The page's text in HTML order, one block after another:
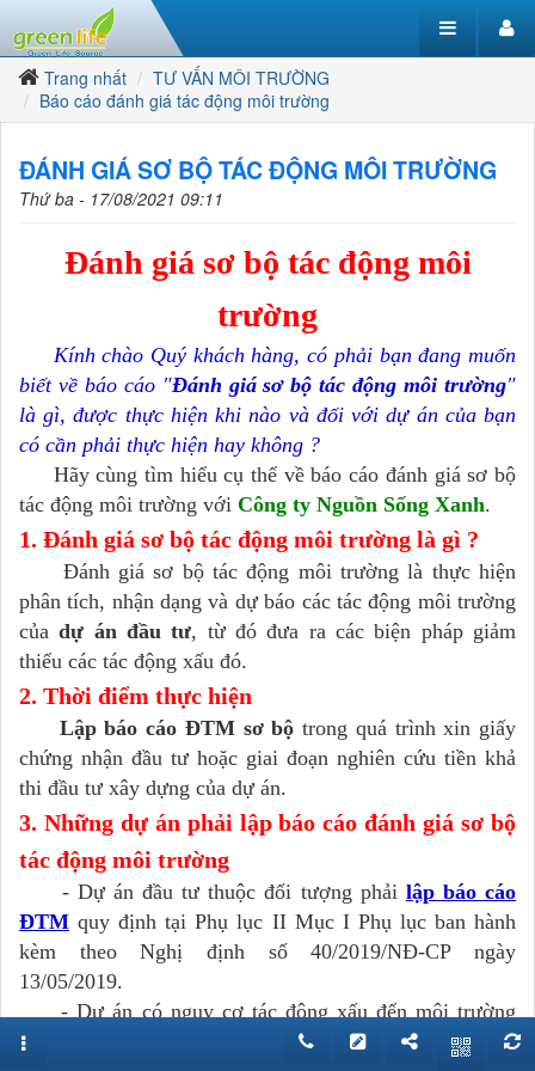
Trang nhất
TƯ VẤN MÔI TRƯỜNG
Báo cáo đánh giá tác động môi trường
ĐÁNH GIÁ SƠ BỘ TÁC ĐỘNG MÔI TRƯỜNG
Thứ ba - 17/08/2021 09:11
Đánh giá sơ bộ tác động môi
trường
Kính chào Quý khách hàng, có phải bạn đang muốn
biết về báo cáo "Đánh giá sơ bộ tác động môi trường"
là gì, được thực hiện khi nào và đối với dự án của bạn
có cần phải thực hiện hay không ?
Hãy cùng tìm hiểu cụ thể về báo cáo đánh giá sơ bộ
tác động môi trường với Công ty Nguồn Sống Xanh.
1. Đánh giá sơ bộ tác động môi trường là gì ?
Đánh giá sơ bộ tác động môi trường là thực hiện
phân tích, nhận dạng và dự báo các tác động môi trường
củadự án đầu tư, từ đó đưa ra các biện pháp giảm
thiểu các tác động xấu đó.
2. Thời điểm thực hiện
Lập báo cáo ĐTM sơ bộ trong quá trình xin giấy
chứng nhận đầu tư hoặc giai đoạn nghiên cứu tiền khả
thi đầu tư xây dựng của dự án.
3. Những dự án phải lập báo cáo đánh giá sơ bộ
tác động môi trường
- Dự án đầu tư thuộc đối tượng phải lập báo cáo
ĐTM quy định tại Phụ lục II Mục I Phụ lục ban hành
kèm theo Nghị định số 40/2019/NĐ-CP ngày
13/05/2019.
- Dự án có nguy cơ tác động xấu đến môi trường
mức độ cao hay còn gọi là
Dự án đầu tư Nhóm I
cần